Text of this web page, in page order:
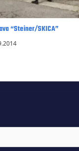
“Steiner/SKICA”